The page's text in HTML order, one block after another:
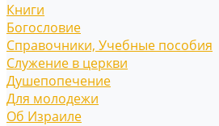
Книги
Богословие
Справочники, Учебные пособия
Служение в церкви
Душепопечение
Для молодежи
Об Израиле